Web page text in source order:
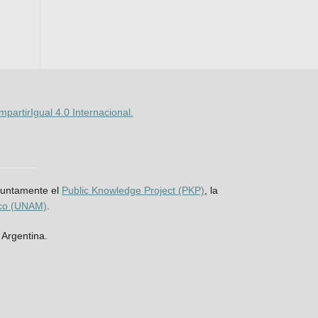
4.0 Internacional.
el Public Knowledge Project (PKP) , la
(UNAM)